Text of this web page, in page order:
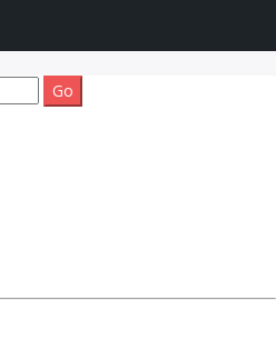
ยบ้าน ติดAI
รายเดือน
ราคาถูก
ของ บ้าน
ศ ที่เดียวใน
รายเดือนราคาถูก เน้นติดAI โพสต์
รับจ้างโพสต์บ้านที่ดินติดหน้า1goolge
บทำSEOขายสินค้า